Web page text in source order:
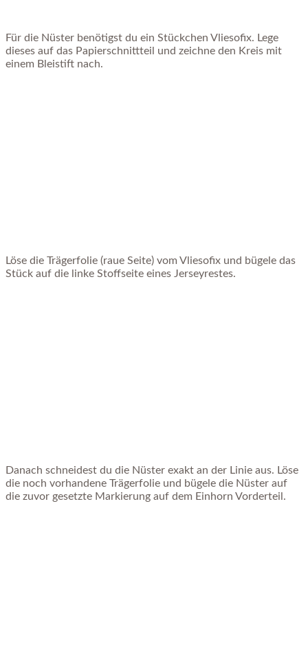
Für die Nüster benötigst du ein Stückchen Vliesofix. Lege
dieses auf das Papierschnittteil und zeichne den Kreis mit
einem Bleistift nach.
Löse die Trägerfolie (raue Seite) vom Vliesofix und bügele das
Stück auf die linke Stoffseite eines Jerseyrestes.
Danach schneidest du die Nüster exakt an der Linie aus. Löse
die noch vorhandene Trägerfolie und bügele die Nüster auf
die zuvor gesetzte Markierung auf dem Einhorn Vorderteil.